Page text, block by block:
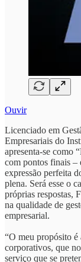
Ouvir
Licenciado em
Empresariais do
apresenta-se como
com pontos finais –
expressão perfeita
plena. Será esse o
próprias respostas,
na qualidade de
empresarial.
“O meu propósito é
corporativos, que
serviço que se